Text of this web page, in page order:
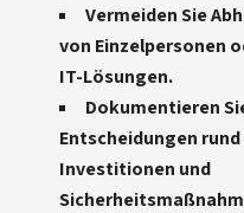
Vermeiden Sie
von Einzelpersonen
IT-Lösungen.
Dokumentieren
Entscheidungen rund
Investitionen und